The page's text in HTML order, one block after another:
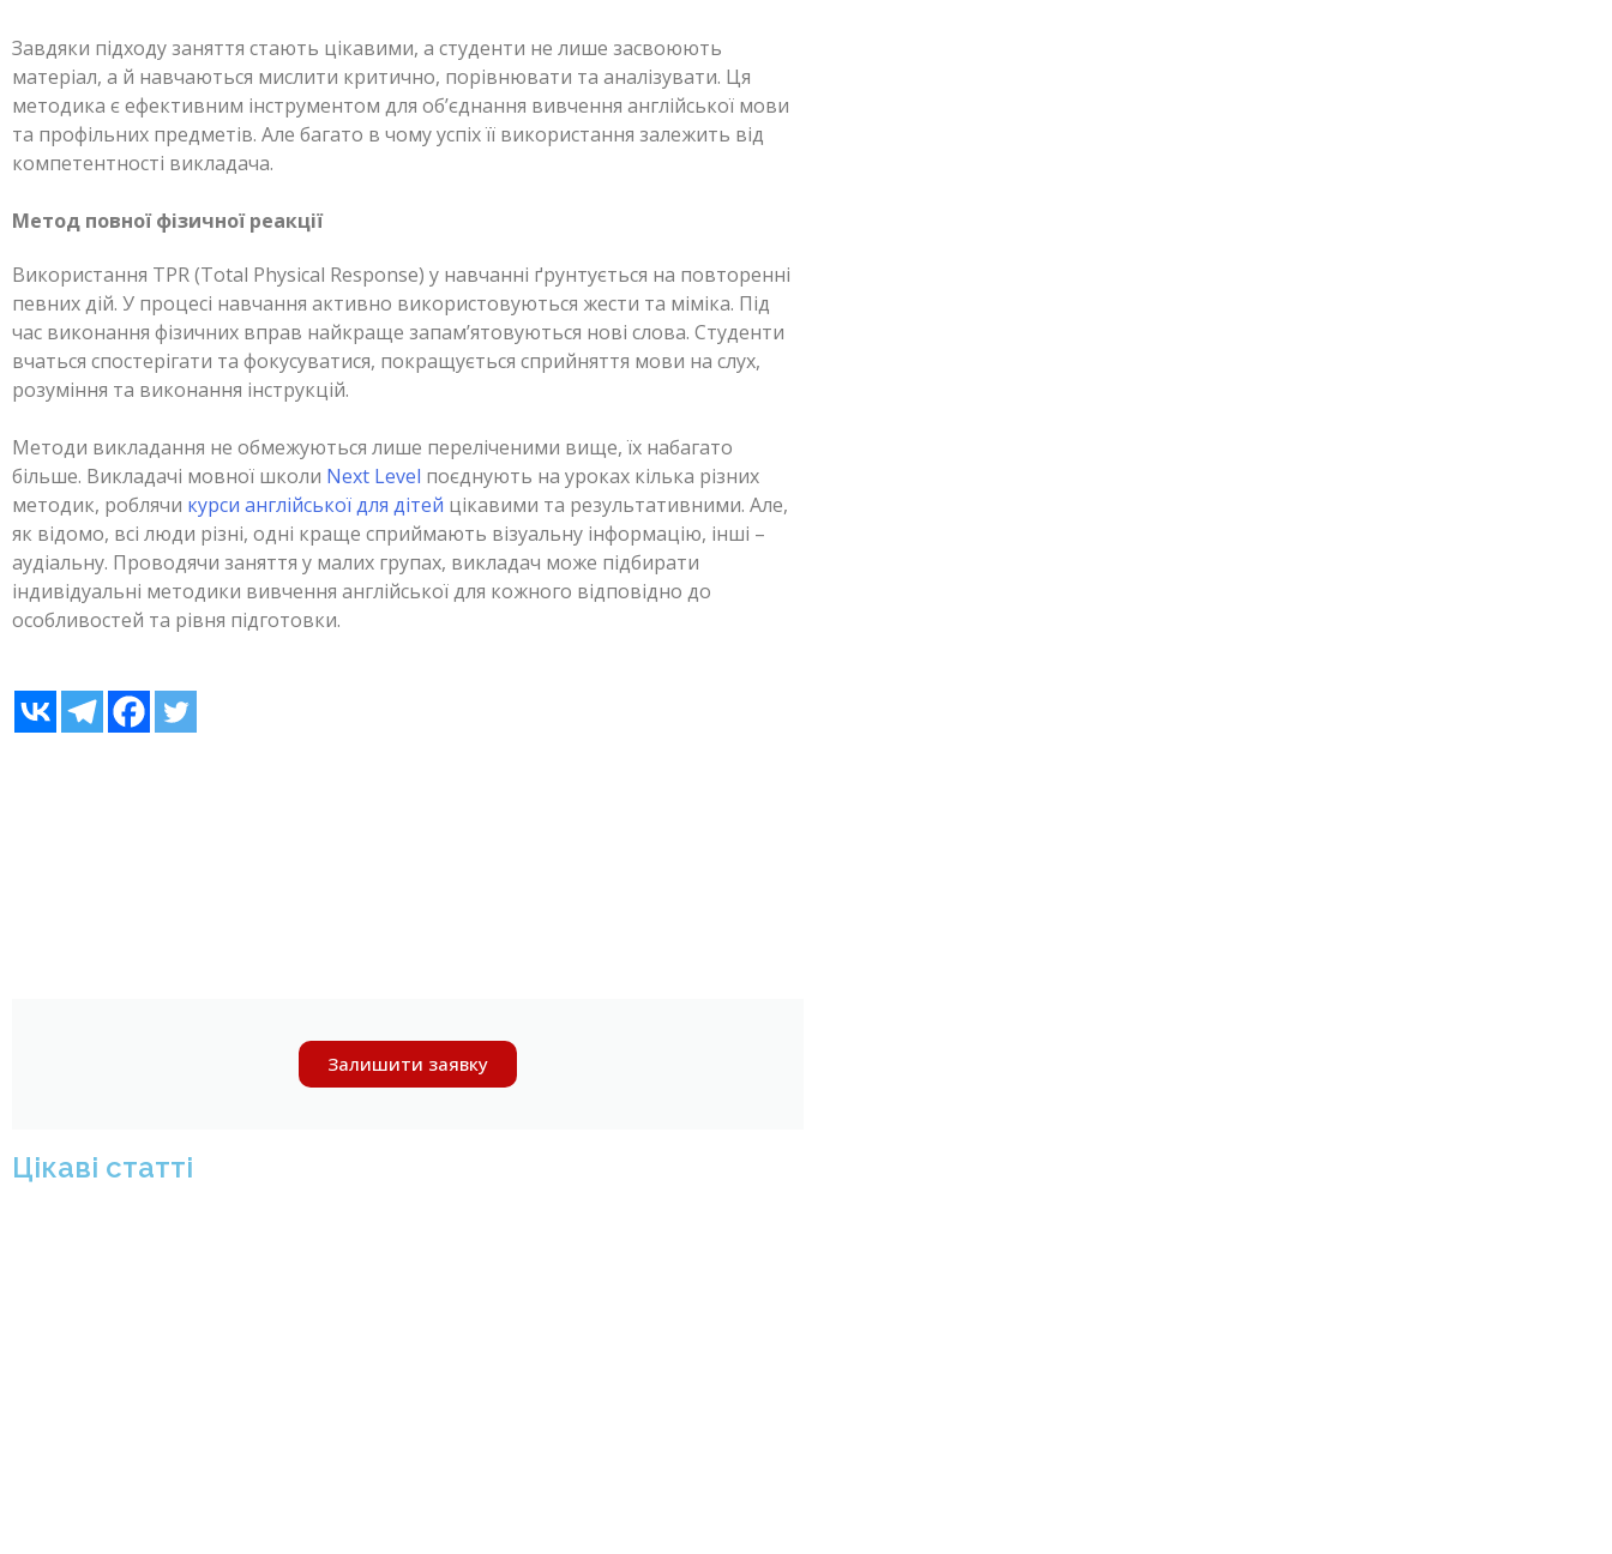
Завдяки підходу заняття стають цікавими, а студенти не лише засвоюють
матеріал, а й навчаються мислити критично, порівнювати та аналізувати. Ця
методика є ефективним інструментом для об’єднання вивчення англійської мови
та профільних предметів. Але багато в чому успіх її використання залежить від
компетентності викладача.
Метод повної фізичної реакції
Використання TPR (Total Physical Response) у навчанні ґрунтується на повторенні
певних дій. У процесі навчання активно використовуються жести та міміка. Під
час виконання фізичних вправ найкраще запам’ятовуються нові слова. Студенти
вчаться спостерігати та фокусуватися, покращується сприйняття мови на слух,
розуміння та виконання інструкцій.
Методи викладання не обмежуються лише переліченими вище, їх набагато
більше. Викладачі мовної школи Next Level поєднують на уроках кілька різних
методик, роблячи курси англійської для дітей цікавими та результативними. Але,
як відомо, всі люди різні, одні краще сприймають візуальну інформацію, інші –
аудіальну. Проводячи заняття у малих групах, викладач може підбирати
індивідуальні методики вивчення англійської для кожного відповідно до
особливостей та рівня підготовки.
Залишити заявку
Цікаві статті